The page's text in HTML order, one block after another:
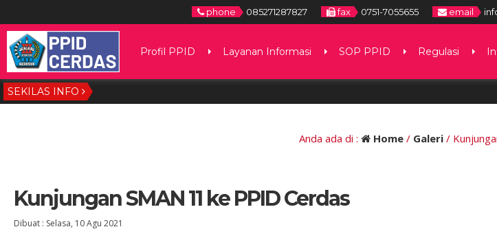
phone 085271287827 fax 0751-7055655 email
Profil PPID Layanan Informasi SOP PPID Regulasi
SEKILAS INFO
Anda ada di : Home/ Galeri/
Kunjungan SMAN 11 ke PPID Cerdas
Dibuat : Selasa, 10 Agu 2021